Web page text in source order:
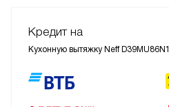
Кредит на
Кухонную вытяжку Neff D39MU86N1